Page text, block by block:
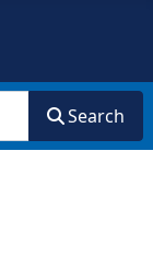
Search